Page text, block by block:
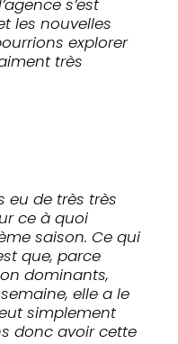
les nouvelles
explorer
très
eu de très très
ce à quoi
saison. Ce qui
que, parce
dominants,
elle a le
simplement
donc avoir cette